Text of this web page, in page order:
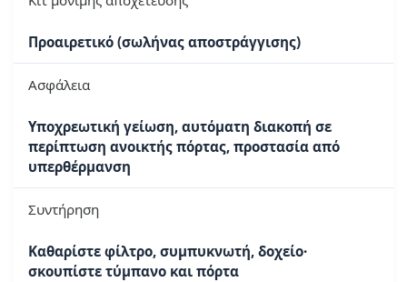
Προαιρετικό (σωλήνας αποστράγγισης)
Ασφάλεια
Υποχρεωτική γείωση, αυτόματη διακοπή σε
περίπτωση ανοικτής πόρτας, προστασία από
υπερθέρμανση
Συντήρηση
Καθαρίστε φίλτρο, συμπυκνωτή, δοχείο·
σκουπίστε τύμπανο και πόρτα